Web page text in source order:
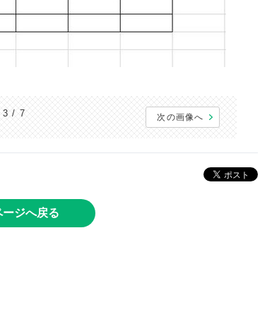
3 / 7 次の画像へ
ージへ戻る